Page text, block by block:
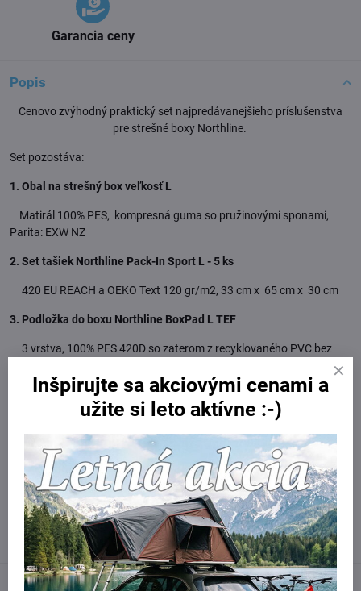
Garancia ceny
Popis
Cenovo zvýhodný praktický set najpredávanejšieho príslušenstva
pre strešné boxy Northline.
Set pozostáva:
1. Obal na strešný box veľkosť L
Matirál 100% PES, kompresná guma so pružinovými sponami,
Parita: EXW NZ
2. Set tašiek Northline Pack-In Sport L - 5 ks
420 EU REACH a OEKO Text 120 gr/m2, 33 cm x 65 cm x 30 cm
3. Podložka do boxu Northline BoxPad L TEF
3 vrstva, 100% PES 420D so zaterom z recyklovaného PVC bez
4. Hodvábna kľúčenka
Vhodné pre strešné boxy:
Northline Tirol, Evospace XL a Yakima Skytour 420
Viac z kategórie
Strešné boxy Príslušenstvo k boxom a nosičom
Inšpirujte sa akciovými cenami a
užite si leto aktívne :-)